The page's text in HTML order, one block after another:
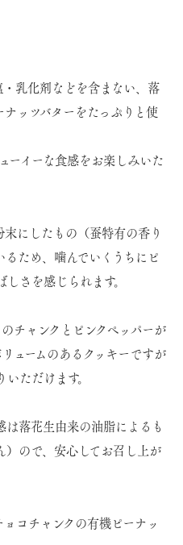
乳化剤などを含まない、落
ッツバターをたっぷりと使
ーイーな食感をお楽しみいた
にしたもの（蚕特有の香り
ため、噛んでいくうちにピ
さを感じられます。
チャンクとピンクペッパーが
ュームのあるクッキーですが
ただけます。
落花生由来の油脂によるも
ので、安心してお召し上が
コチャンクの有機ピーナッ